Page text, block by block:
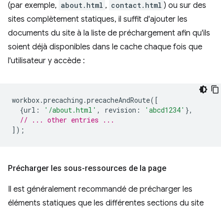
(par exemple, about.html , contact.html ) ou sur des
sites complètement statiques, il suffit d'ajouter les
documents du site à la liste de préchargement afin qu'ils
soient déjà disponibles dans le cache chaque fois que
l'utilisateur y accède :
workbox.precaching .precacheAndRoute([
{url : '/about.html' , revision : 'abcd1234' },
// ... other entries ...
]);
Précharger les sous-ressources de la page
Il est généralement recommandé de précharger les
éléments statiques que les différentes sections du site